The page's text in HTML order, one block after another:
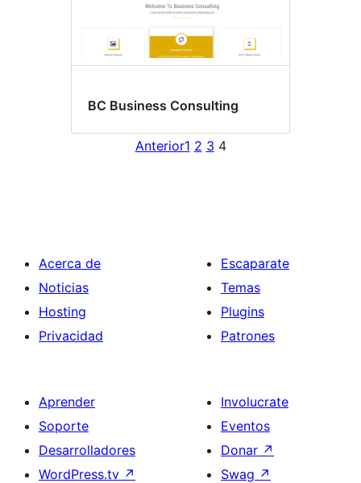
BC Business Consulting
Anterior1 2 3 4
Acerca de
Noticias
Hosting
Privacidad
Escaparate
Temas
Plugins
Patrones
Aprender
Soporte
Desarrolladores
WordPress.tv ↗
Involucrate
Eventos
Donar ↗
Swag ↗